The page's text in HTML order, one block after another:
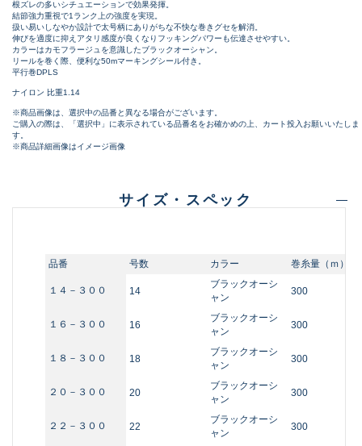
根ズレの多いシチュエーションで効果発揮。
結節強力重視で1ランク上の強度を実現。
扱い易いしなやか設計で太号柄にありがちな不快な巻きグセを解消。
伸びを適度に抑えアタリ感度が良くなりフッキングパワーも伝達させやすい。
カラーはカモフラージュを意識したブラックオーシャン。
リールを巻く際、便利な50mマーキングシール付き。
平行巻DPLS
ナイロン 比重1.14
※商品画像は、選択中の品番と異なる場合がございます。
ご購入の際は、「選択中」に表示されている品番名をお確かめの上、カート投入お願いいたしま
す。
※商品詳細画像はイメージ画像
サイズ・スペック
品番 号数 カラー 巻糸量（ｍ）
１４－３００ 14
ブラックオーシ
ャン
300
１６－３００ 16
ブラックオーシ
ャン
300
１８－３００ 18
ブラックオーシ
ャン
300
２０－３００ 20
ブラックオーシ
ャン
300
２２－３００ 22
ブラックオーシ
ャン
300